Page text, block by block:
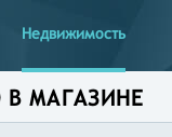
Недвижимость
МАГАЗИНЕ